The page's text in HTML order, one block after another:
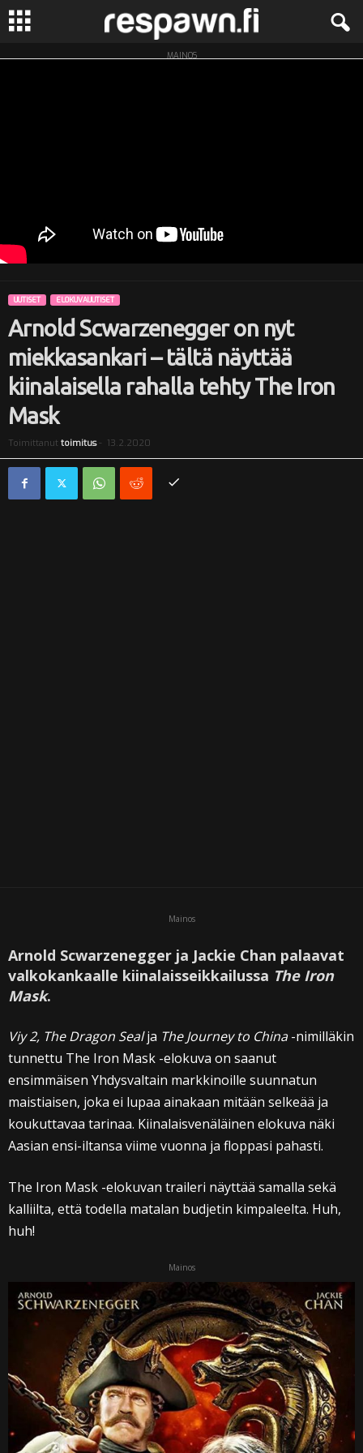
R
w
MAINOS
UUTISET ELOKUVAUUTISET
Arnold Scwarzenegger on nyt
miekkasankari – tältä näyttää
kiinalaisella rahalla tehty The Iron
Mask
Toimittanut toimitus- 13.2.2020
Mainos
Arnold Scwarzenegger ja Jackie Chan palaavat
valkokankaalle kiinalaisseikkailussa The Iron
Mask.
Viy 2, The Dragon Sealja The Journey to China-nimilläkin
tunnettu The Iron Mask -elokuva on saanut
ensimmäisen Yhdysvaltain markkinoille suunnatun
maistiaisen, joka ei lupaa ainakaan mitään selkeää ja
koukuttavaa tarinaa. Kiinalaisvenäläinen elokuva näki
Aasian ensi-iltansa viime vuonna ja floppasi pahasti.
The Iron Mask -elokuvan traileri näyttää samalla sekä
kalliilta, että todella matalan budjetin kimpaleelta. Huh,
huh!
Mainos